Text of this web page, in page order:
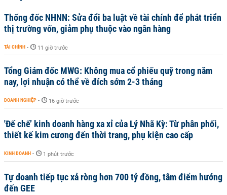
Thống đốc NHNN: Sửa đổi ba luật về tài chính để phát triển
thị trường vốn, giảm phụ thuộc vào ngân hàng
TÀI CHÍNH - 11 giờ trước
Tổng Giám đốc MWG: Không mua cổ phiếu quỹ trong năm
nay, lợi nhuận có thể về đích sớm 2-3 tháng
DOANH NGHIỆP - 16 giờ trước
'Đế chế’ kinh doanh hàng xa xỉ của Lý Nhã Kỳ: Từ phân phối,
thiết kế kim cương đến thời trang, phụ kiện cao cấp
KINH DOANH - 1 phút trước
Tự doanh tiếp tục xả ròng hơn 700 tỷ đồng, tâm điểm hướng
đến GEE